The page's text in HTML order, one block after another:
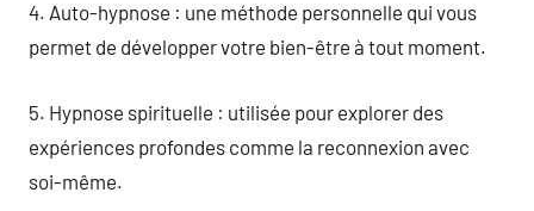
4. Auto-hypnose : une méthode personnelle qui vous
permet de développer votre bien-être à tout moment.
5. Hypnose spirituelle : utilisée pour explorer des
expériences profondes comme la reconnexion avec
soi-même.